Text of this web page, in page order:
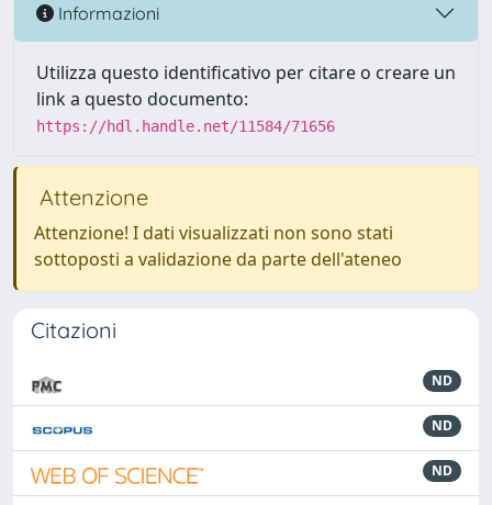
Informazioni
Utilizza questo identificativo per citare o creare un
link a questo documento:
https://hdl.handle.net/11584/71656
Attenzione
Attenzione! I dati visualizzati non sono stati
sottoposti a validazione da parte dell'ateneo
Citazioni
ND
ND
ND